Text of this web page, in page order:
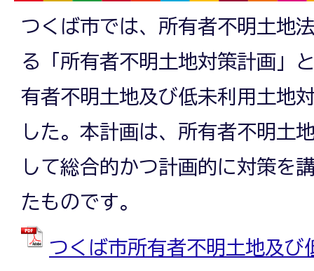
つくば市では、所有者不明土地
る「所有者不明土地対策計画」
有者不明土地及び低未利用土地
した。本計画は、所有者不明土
して総合的かつ計画的に対策を
たものです。
つくば市所有者不明土地及び